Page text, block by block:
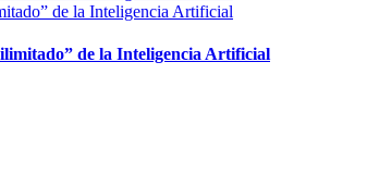
de la Inteligencia Artificial